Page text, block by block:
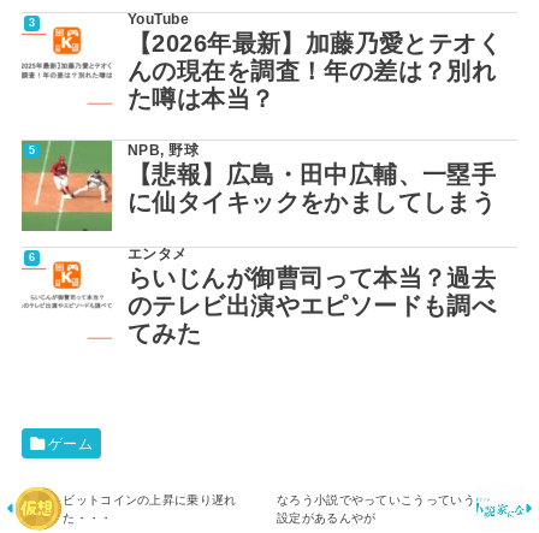
YouTube
【2026年最新】加藤乃愛とテオく
んの現在を調査！年の差は？別れ
た噂は本当？
NPB,野球
【悲報】広島・田中広輔、一塁手
に仙タイキックをかましてしまう
エンタメ
らいじんが御曹司って本当？過去
のテレビ出演やエピソードも調べ
てみた
ゲーム
ビットコインの上昇に乗り遅れ
た・・・
なろう小説でやっていこうっていう
設定があるんやが